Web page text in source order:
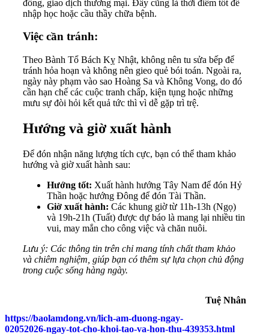
đồng, giao dịch thương mại. Đây cũng là thời điểm tốt để
nhập học hoặc cầu thầy chữa bệnh.
Việc cần tránh:
Theo Bành Tổ Bách Kỵ Nhật, không nên tu sửa bếp để
tránh hỏa hoạn và không nên gieo quẻ bói toán. Ngoài ra,
ngày này phạm vào sao Hoàng Sa và Không Vong, do đó
cần hạn chế các cuộc tranh chấp, kiện tụng hoặc những
mưu sự đòi hỏi kết quả tức thì vì dễ gặp trì trệ.
Hướng và giờ xuất hành
Để đón nhận năng lượng tích cực, bạn có thể tham khảo
hướng và giờ xuất hành sau:
Hướng tốt: Xuất hành hướng Tây Nam để đón Hỷ
Thần hoặc hướng Đông để đón Tài Thần.
Giờ xuất hành: Các khung giờ từ 11h-13h (Ngọ)
và 19h-21h (Tuất) được dự báo là mang lại nhiều tin
vui, may mắn cho công việc và chăn nuôi.
Lưu ý: Các thông tin trên chỉ mang tính chất tham khảo
và chiêm nghiệm, giúp bạn có thêm sự lựa chọn chủ động
trong cuộc sống hàng ngày.
Tuệ Nhân
https://baolamdong.vn/lich-am-duong-ngay-
02052026-ngay-tot-cho-khoi-tao-va-hon-thu-439353.html